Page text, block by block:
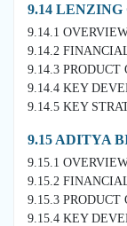
9.14 LENZING
9.14.1
9.14.2
9.14.3 PRODUCT
9.14.4 KEY
9.14.5 KEY
9.15 ADITYA
9.15.1
9.15.2
9.15.3 PRODUCT
9.15.4 KEY